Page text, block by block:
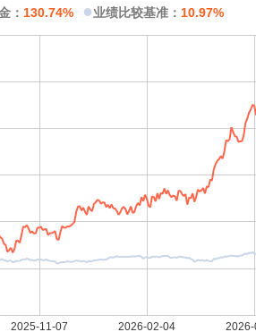
： 130.74% ●业绩比较基准： 10.97%